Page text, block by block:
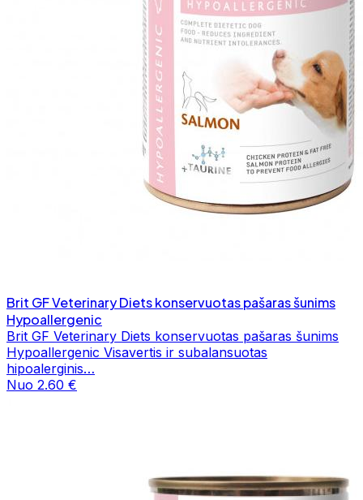
Brit GF Veterinary Diets konservuotas pašaras šunims
Hypoallergenic
Brit GF Veterinary Diets konservuotas pašaras šunims
Hypoallergenic Visavertis ir subalansuotas
hipoalerginis…
Nuo 2.60 €